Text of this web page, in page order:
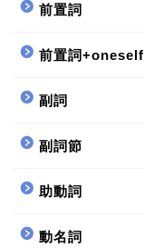
前置詞
前置詞+oneself
副詞
副詞節
助動詞
動名詞